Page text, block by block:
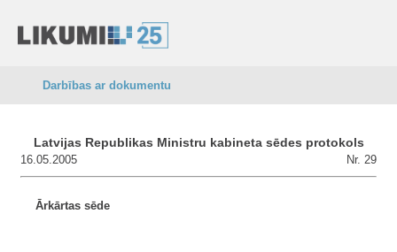
Darbības ar dokumentu
Latvijas Republikas Ministru kabineta sēdes protokols
16.05.2005 Nr. 29
Ārkārtas sēde